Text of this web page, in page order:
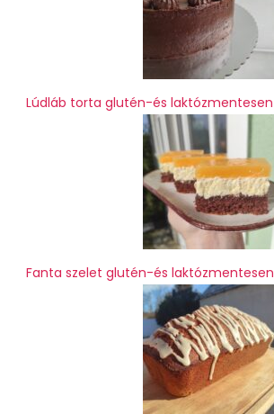
Lúdláb torta glutén-és laktózmentesen
Fanta szelet glutén-és laktózmentesen